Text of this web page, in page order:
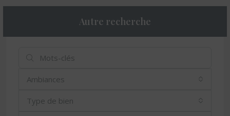
Autre recherche
Ambiances
Type de bien